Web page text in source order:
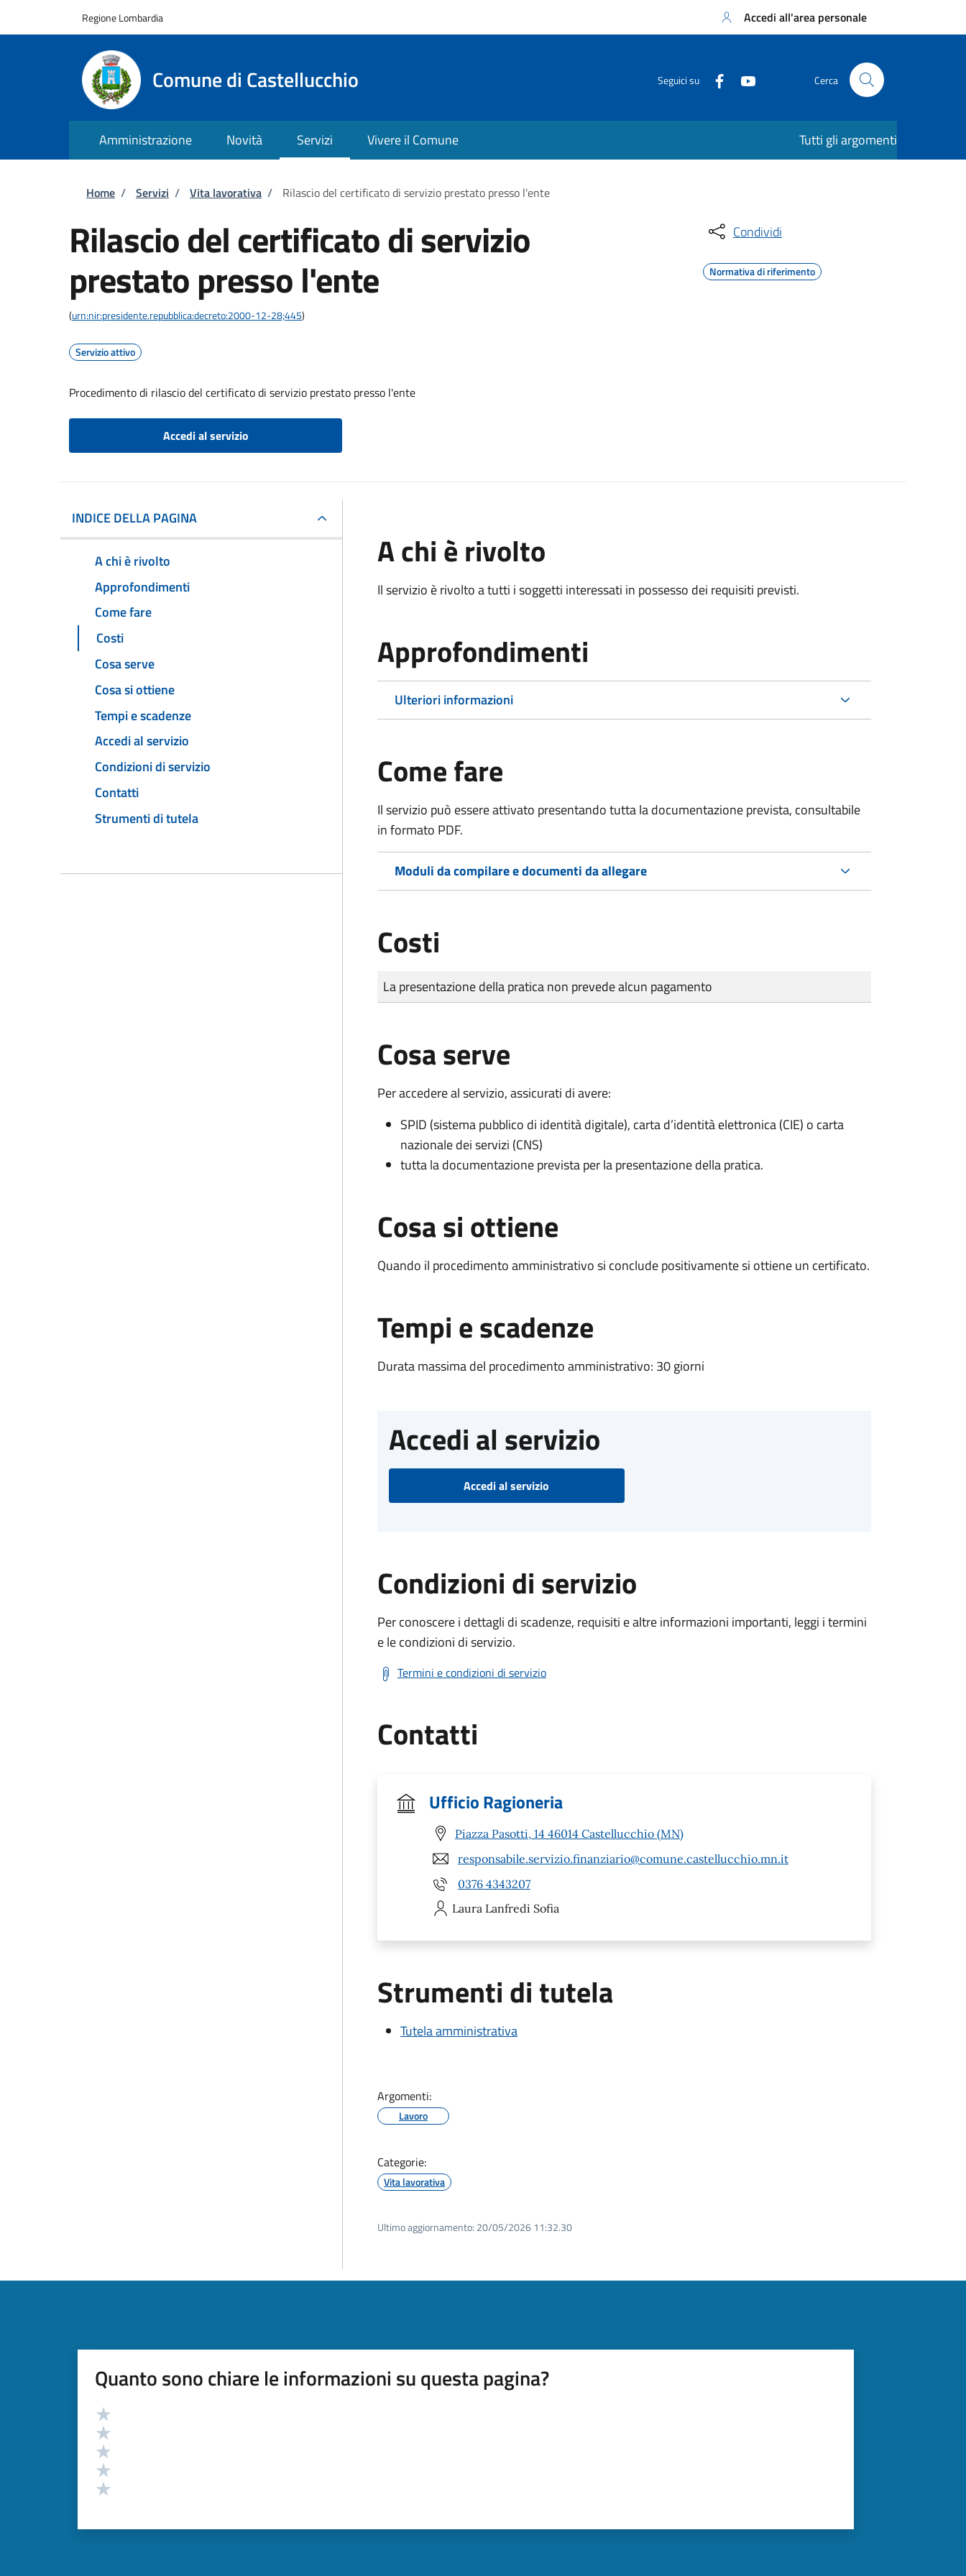
Regione Lombardia Accedi all'area personale
Comune di Castellucchio Seguici su Cerca
Amministrazione Novità Servizi Vivere il Comune Tutti gli argomenti
Briciole di pane
Home / Servizi / Vita lavorativa / Rilascio del certificato di servizio prestato presso l'ente
Rilascio del certificato di servizio
prestato presso l'ente
(urn:nir:presidente.repubblica:decreto:2000-12-28;445)
Servizio attivo
Procedimento di rilascio del certificato di servizio prestato presso l'ente
Accedi al servizio
Condividi
Normativa di riferimento
INDICE DELLA PAGINA
A chi è rivolto
Approfondimenti
Come fare
Costi
Cosa serve
Cosa si ottiene
Tempi e scadenze
Accedi al servizio
Condizioni di servizio
Contatti
Strumenti di tutela
A chi è rivolto
Il servizio è rivolto a tutti i soggetti interessati in possesso dei requisiti previsti.
Approfondimenti
Ulteriori informazioni
Come fare
Il servizio può essere attivato presentando tutta la documentazione prevista, consultabile
in formato PDF.
Moduli da compilare e documenti da allegare
Costi
Tipo di pagamento
Importo
La presentazione della pratica non prevede alcun pagamento
Cosa serve
Per accedere al servizio, assicurati di avere:
SPID (sistema pubblico di identità digitale), carta d’identità elettronica (CIE) o carta
nazionale dei servizi (CNS)
tutta la documentazione prevista per la presentazione della pratica.
Cosa si ottiene
Quando il procedimento amministrativo si conclude positivamente si ottiene un certificato.
Tempi e scadenze
Durata massima del procedimento amministrativo: 30 giorni
Accedi al servizio
Accedi al servizio
Condizioni di servizio
Per conoscere i dettagli di scadenze, requisiti e altre informazioni importanti, leggi i termini
e le condizioni di servizio.
Termini e condizioni di servizio
Contatti
Ufficio Ragioneria
Piazza Pasotti, 14 46014 Castellucchio (MN)
responsabile.servizio.finanziario@comune.castellucchio.mn.it
0376 4343207
Laura Lanfredi Sofia
Strumenti di tutela
Tutela amministrativa
Argomenti:
Lavoro
Categorie:
Vita lavorativa
Ultimo aggiornamento: 20/05/2026 11:32.30
Quanto sono chiare le informazioni su questa pagina?
Valutazione